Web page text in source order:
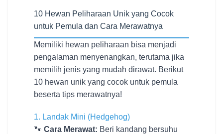
10 Hewan Peliharaan Unik yang Cocok
untuk Pemula dan Cara Merawatnya
Memiliki hewan peliharaan bisa menjadi
pengalaman menyenangkan, terutama jika
memilih jenis yang mudah dirawat. Berikut
10 hewan unik yang cocok untuk pemula
beserta tips merawatnya!
1. Landak Mini (Hedgehog)
🐾 Cara Merawat: Beri kandang bersuhu